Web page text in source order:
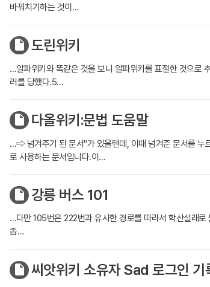
바꿔치기하는 것이…
도린위키
…알파위키와 똑같은 것을 보니 알파위키를 표절한 것으로
러를 당했다.5…
다올위키:문법 도움말
…⇨ 넘겨주기 된 문서"가 있을텐데, 이때 넘겨준 문서를 누
로 사용하는 문서입니다.이…
강릉 버스 101
…다만 105번은 222번과 유사한 경로를 따라서 학산설래로
좁…
씨앗위키 소유자 Sad 로그인 기